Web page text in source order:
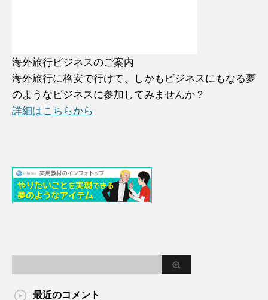
海外旅行ビジネスのご案内
海外旅行に格安で行けて、しかもビジネスにもなる夢
のようなビジネスに参加してみませんか？
詳細はこちらから
最近のコメント